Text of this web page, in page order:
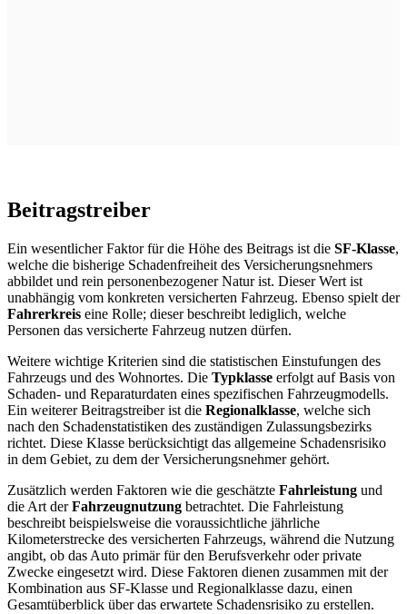
Beitragstreiber
Ein wesentlicher Faktor für die Höhe des Beitrags ist die SF-Klasse,
welche die bisherige Schadenfreiheit des Versicherungsnehmers
abbildet und rein personenbezogener Natur ist. Dieser Wert ist
unabhängig vom konkreten versicherten Fahrzeug. Ebenso spielt der
Fahrerkreis eine Rolle; dieser beschreibt lediglich, welche
Personen das versicherte Fahrzeug nutzen dürfen.
Weitere wichtige Kriterien sind die statistischen Einstufungen des
Fahrzeugs und des Wohnortes. Die Typklasse erfolgt auf Basis von
Schaden- und Reparaturdaten eines spezifischen Fahrzeugmodells.
Ein weiterer Beitragstreiber ist die Regionalklasse, welche sich
nach den Schadenstatistiken des zuständigen Zulassungsbezirks
richtet. Diese Klasse berücksichtigt das allgemeine Schadensrisiko
in dem Gebiet, zu dem der Versicherungsnehmer gehört.
Zusätzlich werden Faktoren wie die geschätzte Fahrleistung und
die Art derFahrzeugnutzung betrachtet. Die Fahrleistung
beschreibt beispielsweise die voraussichtliche jährliche
Kilometerstrecke des versicherten Fahrzeugs, während die Nutzung
angibt, ob das Auto primär für den Berufsverkehr oder private
Zwecke eingesetzt wird. Diese Faktoren dienen zusammen mit der
Kombination aus SF-Klasse und Regionalklasse dazu, einen
Gesamtüberblick über das erwartete Schadensrisiko zu erstellen.